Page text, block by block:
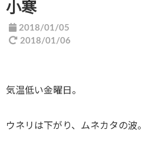
小寒
2018/01/05
2018/01/06
気温低い金曜日。
ウネリは下がり、ムネカタの波。